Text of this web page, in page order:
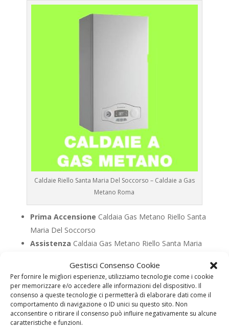
Gestisci Consenso Cookie
Per fornire le migliori esperienze, utilizziamo tecnologie come i cookie
per memorizzare e/o accedere alle informazioni del dispositivo. Il
consenso a queste tecnologie ci permetterà di elaborare dati come il
comportamento di navigazione o ID unici su questo sito. Non
acconsentire o ritirare il consenso può influire negativamente su alcune
caratteristiche e funzioni.
Caldaie Riello Santa Maria Del Soccorso – Caldaie a Gas
Metano Roma
Prima Accensione Caldaia Gas Metano Riello Santa
Maria Del Soccorso
Assistenza Caldaia Gas Metano Riello Santa Maria
ManutenzioneCaldaia Gas Metano Riello Santa
Maria Del Soccorso
RiparazioneCaldaia Gas Metano Riello Santa Maria
Del Soccorso
Pronto Intervento